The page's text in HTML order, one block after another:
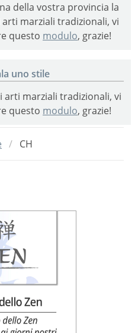
della vostra provincia la
marziali tradizionali, vi
questo modulo, grazie!
uno stile
arti marziali tradizionali, vi
questo modulo, grazie!
CH